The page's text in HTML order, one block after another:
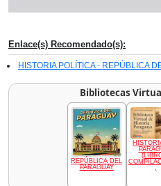
Enlace(s) Recomendado(s):
HISTORIA POLÍTICA - REPÚBLICA
Bibliotecas
REPÚBLICA DEL
PARAGUAY